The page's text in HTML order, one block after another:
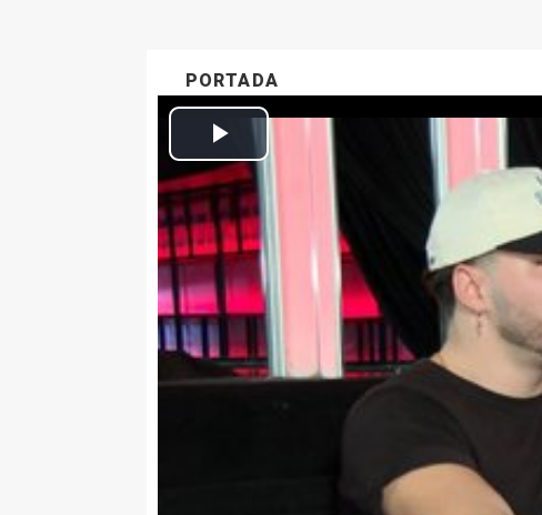
PORTADA